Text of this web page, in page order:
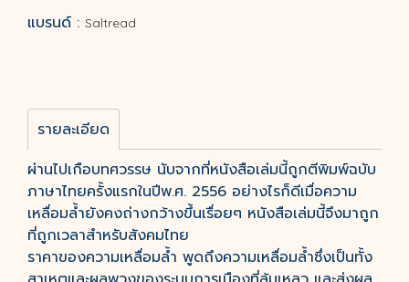
แบรนด์ : Saltread
รายละเอียด
ผ่านไปเกือบทศวรรษ นับจากที่หนังสือเล่มนี้ถูกตีพิมพ์ฉบับ
ภาษาไทยครั้งแรกในปีพ.ศ. 2556 อย่างไรก็ดีเมื่อความ
เหลื่อมล้ำยังคงถ่างกว้างขึ้นเรื่อยๆ หนังสือเล่มนี้จึงมาถูก
ที่ถูกเวลาสำหรับสังคมไทย
ราคาของความเหลื่อมล้ำ พูดถึงความเหลื่อมล้ำซึ่งเป็นทั้ง